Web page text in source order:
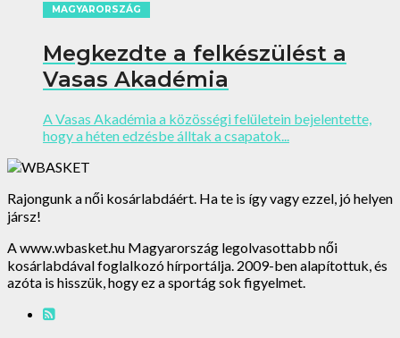
MAGYARORSZÁG
Megkezdte a felkészülést a
Vasas Akadémia
A Vasas Akadémia a közösségi felületein bejelentette,
hogy a héten edzésbe álltak a csapatok...
Rajongunk a női kosárlabdáért. Ha te is így vagy ezzel, jó helyen
jársz!
A www.wbasket.hu Magyarország legolvasottabb női
kosárlabdával foglalkozó hírportálja. 2009-ben alapítottuk, és
azóta is hisszük, hogy ez a sportág sok figyelmet.